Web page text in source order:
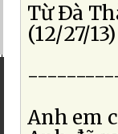
Từ Ðà
(12/27/13)
Anh em